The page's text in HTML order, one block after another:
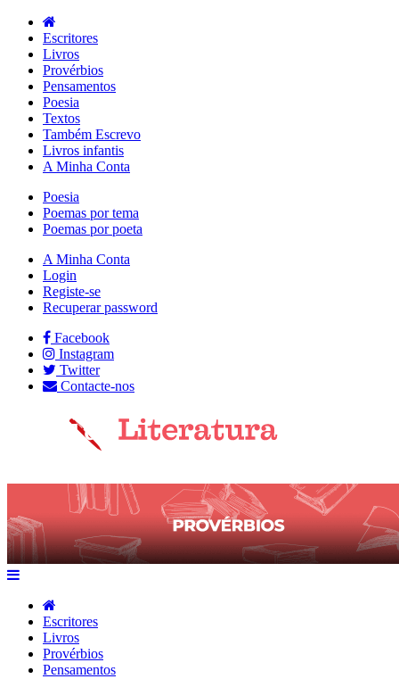
Escritores
Livros
Provérbios
Pensamentos
Poesia
Textos
Também Escrevo
Livros infantis
A Minha Conta
Poesia
Poemas por tema
Poemas por poeta
A Minha Conta
Login
Registe-se
Recuperar password
Facebook
Instagram
Twitter
Contacte-nos
Escritores
Livros
Provérbios
Pensamentos